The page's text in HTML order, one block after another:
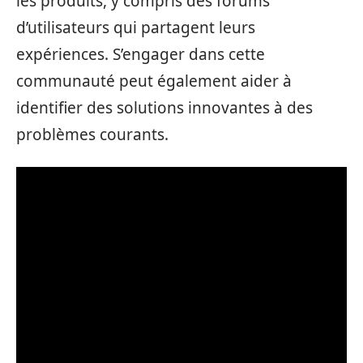
d’utilisateurs qui partagent leurs
expériences. S’engager dans cette
communauté peut également aider à
identifier des solutions innovantes à des
problèmes courants.